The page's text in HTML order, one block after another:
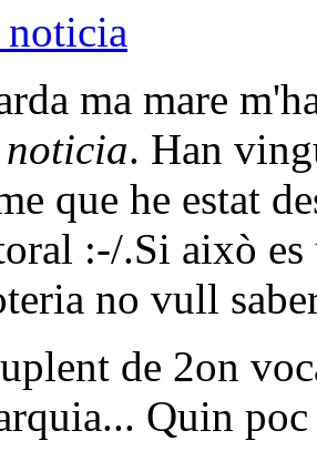
noticia
ma mare
. Han
que he estat
:-/.Si això
no vull
de 2on
Quin